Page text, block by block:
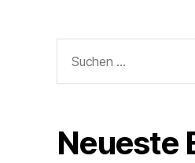
nach:
Neueste